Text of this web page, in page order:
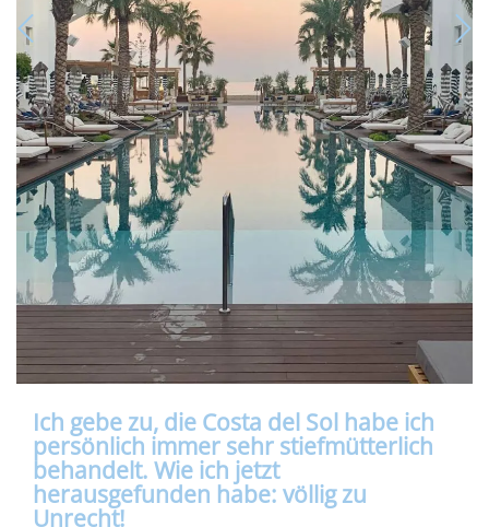
Ich gebe zu, die Costa del Sol habe ich
persönlich immer sehr stiefmütterlich
behandelt. Wie ich jetzt
herausgefunden habe: völlig zu
Unrecht!